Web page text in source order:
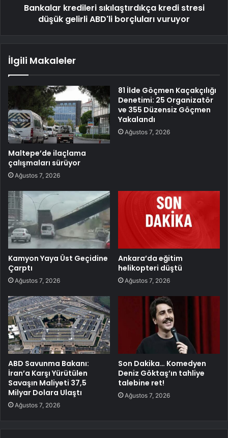
Bankalar kredileri sıkılaştırdıkça kredi stresi
düşük gelirli ABD'li borçluları vuruyor
İlgili Makaleler
Maltepe’de ilaçlama
çalışmaları sürüyor
Ağustos 7, 2026
81 İlde Göçmen Kaçakçılığı
Denetimi: 25 Organizatör
ve 355 Düzensiz Göçmen
Yakalandı
Ağustos 7, 2026
Kamyon Yaya Üst Geçidine
Çarptı
Ağustos 7, 2026
Ankara’da eğitim
helikopteri düştü
Ağustos 7, 2026
ABD Savunma Bakanı:
İran’a Karşı Yürütülen
Savaşın Maliyeti 37,5
Milyar Dolara Ulaştı
Ağustos 7, 2026
Son Dakika… Komedyen
Deniz Göktaş’ın tahliye
talebine ret!
Ağustos 7, 2026